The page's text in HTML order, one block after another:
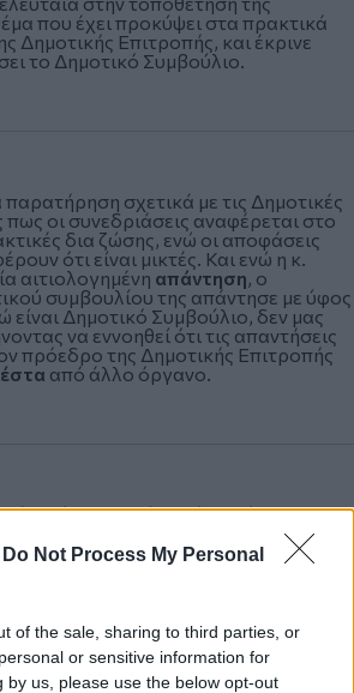
Do Not Process My Personal
of the sale, sharing to third parties, or
or sensitive information for
by us, please use the below opt-out
που έχει προκύψει στα πρακτικά
Δημοτικής Επιτροπής, και έκρινε
το Δημοτικό Συμβούλιο.
παρατήρηση σχετικά με τις Δημοτικές
οι συνεδριάσεις αναφέρεται στο
δια ζώσης, ενώ οι αποφάσεις
ότι είναι μικτές. Και ενώ η κ.
αιτιολογημένη απάντηση , ο
συμβουλίου της απάντησε με ύφος
Δημοτικό Συμβούλιο, δεν μας
να εννοηθεί ότι τις απαντήσεις
πρόεδρο της Δημοτικής Επιτροπής
από άλλο όργανο.
Ευόσμου από την άλλη, έζησε
ημερών, καθώς είχε την ευκαιρία να
του φίλο, τονΑρχιεπίσκοπο
. Ο Λευτέρης Αλεξανδρίδης τον
τον οποίο συνέφαγε κατά τη
παρέθεσε η Ιερά Μητρόπολη